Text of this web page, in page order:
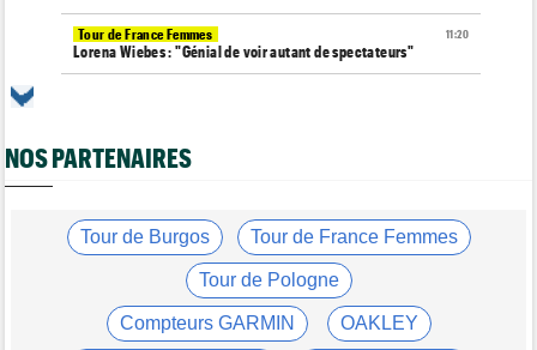
11:20
Tour de France Femmes
Lorena Wiebes : "Génial de voir autant de spectateurs"
Route
Isaac Del Toro prolonge avec la formation UAE Team Emirates-
10:36
Tour de Pologne
Diffusion TV... quelle heure et quelle chaîne la 4e étape ?
Joe Blackmore devrait rejoindre une grosse formation
WorldTour
NOS PARTENAIRES
Tour de Burgos Tour de France Femmes
Tour de Pologne
Compteurs GARMIN OAKLEY